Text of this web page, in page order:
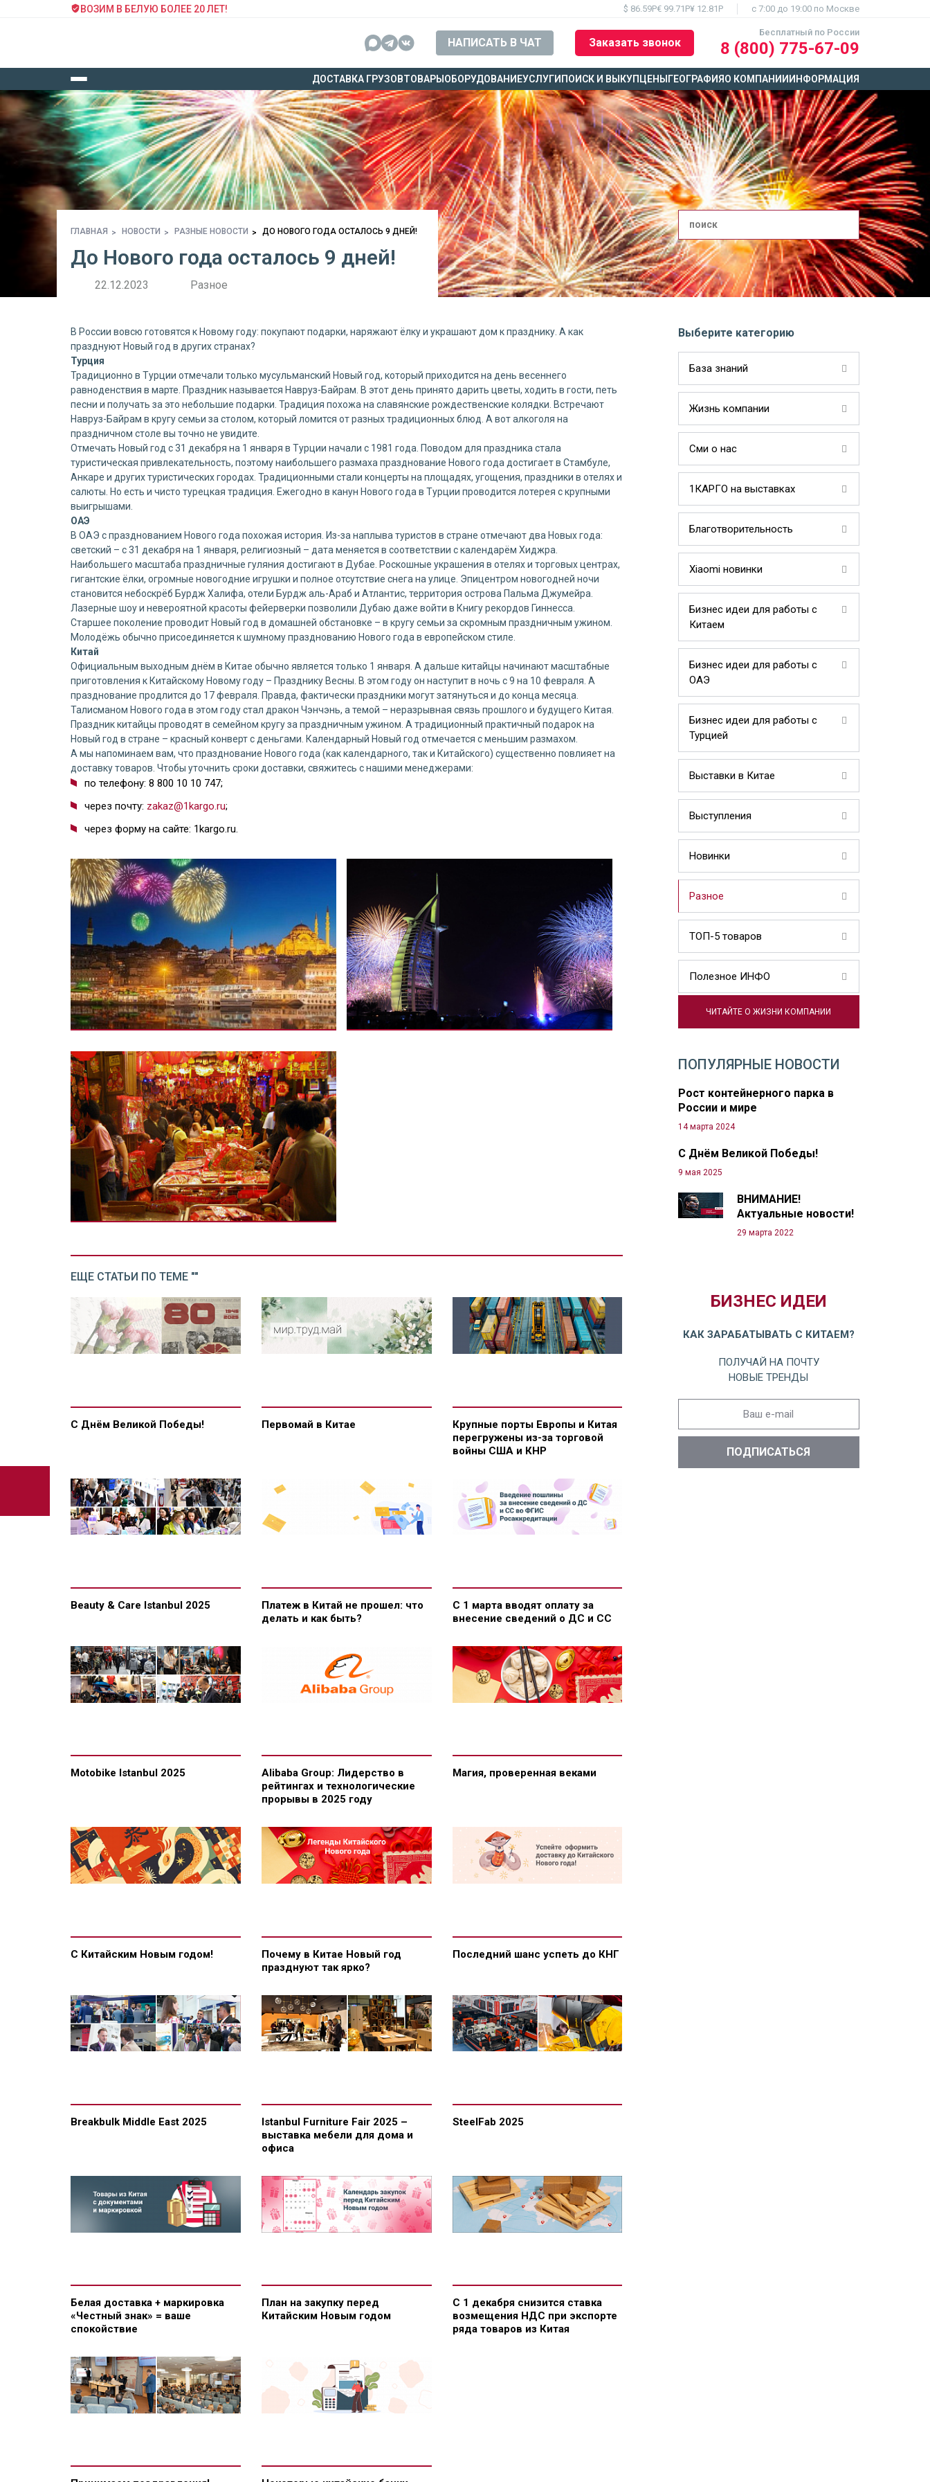
ВОЗИМ В БЕЛУЮ БОЛЕЕ 20 ЛЕТ! $ 86.59Р€ 99.71Р¥ 12.81Р c 7:00 до 19:00 по Москве
НАПИСАТЬ В ЧАТ Заказать звонок
Бесплатный по России
8 (800) 775-67-09
ДОСТАВКА ГРУЗОВТОВАРЫ ОБОРУДОВАНИЕУСЛУГИ ПОИСК И ВЫКУП ЦЕНЫ ГЕОГРАФИЯО КОМПАНИИ ИНФОРМАЦИЯ
ГЛАВНАЯ НОВОСТИ РАЗНЫЕ НОВОСТИ ДО НОВОГО ГОДА ОСТАЛОСЬ 9 ДНЕЙ!
До Нового года осталось 9 дней!
22.12.2023 Разное
В России вовсю готовятся к Новому году: покупают подарки, наряжают ёлку и украшают дом к празднику. А как
празднуют Новый год в других странах?
Турция
Традиционно в Турции отмечали только мусульманский Новый год, который приходится на день весеннего
равноденствия в марте. Праздник называется Навруз-Байрам. В этот день принято дарить цветы, ходить в гости, петь
песни и получать за это небольшие подарки. Традиция похожа на славянские рождественские колядки. Встречают
Навруз-Байрам в кругу семьи за столом, который ломится от разных традиционных блюд. А вот алкоголя на
праздничном столе вы точно не увидите.
Отмечать Новый год с 31 декабря на 1 января в Турции начали с 1981 года. Поводом для праздника стала
туристическая привлекательность, поэтому наибольшего размаха празднование Нового года достигает в Стамбуле,
Анкаре и других туристических городах. Традиционными стали концерты на площадях, угощения, праздники в отелях и
салюты. Но есть и чисто турецкая традиция. Ежегодно в канун Нового года в Турции проводится лотерея с крупными
выигрышами.
ОАЭ
В ОАЭ с празднованием Нового года похожая история. Из-за наплыва туристов в стране отмечают два Новых года:
светский – с 31 декабря на 1 января, религиозный – дата меняется в соответствии с календарём Хиджра.
Наибольшего масштаба праздничные гуляния достигают в Дубае. Роскошные украшения в отелях и торговых центрах,
гигантские ёлки, огромные новогодние игрушки и полное отсутствие снега на улице. Эпицентром новогодней ночи
становится небоскрёб Бурдж Халифа, отели Бурдж аль-Араб и Атлантис, территория острова Пальма Джумейра.
Лазерные шоу и невероятной красоты фейерверки позволили Дубаю даже войти в Книгу рекордов Гиннесса.
Старшее поколение проводит Новый год в домашней обстановке – в кругу семьи за скромным праздничным ужином.
Молодёжь обычно присоединяется к шумному празднованию Нового года в европейском стиле.
Китай
Официальным выходным днём в Китае обычно является только 1 января. А дальше китайцы начинают масштабные
приготовления к Китайскому Новому году – Празднику Весны. В этом году он наступит в ночь с 9 на 10 февраля. А
празднование продлится до 17 февраля. Правда, фактически праздники могут затянуться и до конца месяца.
Талисманом Нового года в этом году стал дракон Чэнчэнь, а темой – неразрывная связь прошлого и будущего Китая.
Праздник китайцы проводят в семейном кругу за праздничным ужином. А традиционный практичный подарок на
Новый год в стране – красный конверт с деньгами. Календарный Новый год отмечается с меньшим размахом.
А мы напоминаем вам, что празднование Нового года (как календарного, так и Китайского) существенно повлияет на
доставку товаров. Чтобы уточнить сроки доставки, свяжитесь с нашими менеджерами:
по телефону: 8 800 10 10 747;
через почту: zakaz@1kargo.ru;
через форму на сайте: 1kargo.ru.
ЕЩЕ СТАТЬИ ПО ТЕМЕ ""
С Днём Великой Победы! Первомай в Китае
Крупные порты Европы и Китая
перегружены из-за торговой
войны США и КНР
Beauty & Care Istanbul 2025
Платеж в Китай не прошел: что
делать и как быть?
С 1 марта вводят оплату за
внесение сведений о ДС и СС
Motobike Istanbul 2025
Alibaba Group: Лидерство в
рейтингах и технологические
прорывы в 2025 году
Магия, проверенная веками
С Китайским Новым годом!
Почему в Китае Новый год
празднуют так ярко?
Последний шанс успеть до КНГ
Breakbulk Middle East 2025
Istanbul Furniture Fair 2025 –
выставка мебели для дома и
офиса
SteelFab 2025
Белая доставка + маркировка
«Честный знак» = ваше
спокойствие
План на закупку перед
Китайским Новым годом
С 1 декабря снизится ставка
возмещения НДС при экспорте
ряда товаров из Китая
Выберите категорию
База знаний
Жизнь компании
Сми о нас
1КАРГО на выставках
Благотворительность
Xiaomi новинки
Бизнес идеи для работы с
Китаем
Бизнес идеи для работы с
ОАЭ
Бизнес идеи для работы с
Турцией
Выставки в Китае
Выступления
Новинки
Разное
ТОП-5 товаров
Полезное ИНФО
ЧИТАЙТЕ О ЖИЗНИ КОМПАНИИ
ПОПУЛЯРНЫЕ НОВОСТИ
Рост контейнерного парка в
России и мире
14 марта 2024
С Днём Великой Победы!
9 мая 2025
ВНИМАНИЕ!
Актуальные новости!
29 марта 2022
БИЗНЕС ИДЕИ
КАК ЗАРАБАТЫВАТЬ С КИТАЕМ?
ПОЛУЧАЙ НА ПОЧТУ
НОВЫЕ ТРЕНДЫ